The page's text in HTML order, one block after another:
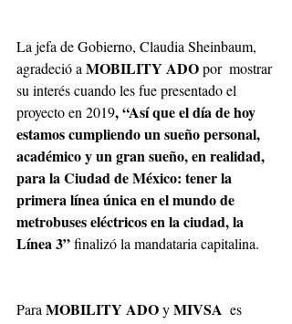
La jefa de Gobierno, Claudia Sheinbaum,
agradeció a MOBILITY ADO por  mostrar
su interés cuando les fue presentado el
proyecto en 2019, “Así que el día de hoy
estamos cumpliendo un sueño personal,
académico y un gran sueño, en realidad,
para la Ciudad de México: tener la
primera línea única en el mundo de
metrobuses eléctricos en la ciudad, la
Línea 3” finalizó la mandataria capitalina.
Para MOBILITY ADO y MIVSA es